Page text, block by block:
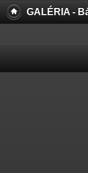
GALÉRIA -